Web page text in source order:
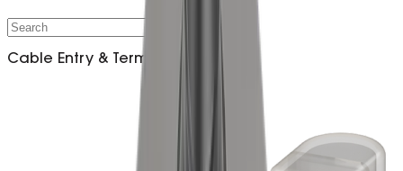
Cable Entry & Termination​​​​‌ ‍ ​‍​‍‌‍ ‌ ​‍‌‍‍‌‌‍‌ ‌‍‍‌‌‍ ‍​‍​‍​ ‍‍​‍​‍‌ ​ ‌‍​‌‌‍ ‍‌‍‍‌‌ ‌​‌ ‍‌​‍ ‍‌‍‍‌‌‍ ​‍​‍​‍ ​​‍​‍‌‍‍​‌ ​‍‌‍‌‌‌‍‌‍​‍​‍​ ‍‍​‍​‍‌‍‍​‌ ‌​‌ ‌​‌ ​​‌ ​ ​ ‍‍​‍ ​‍ ‌ ​‍‌‍ ‌‍​ ‌‍‍ ‌‍​‌‌‍‌ ‌‍‌‌‌‍ ‍‌‍​ ‌ ‍‌​‍ ‌‌ ​ ‌ ‌​‌ ‌‌‌‍‌​‌‍‍‌‌‍ ​‍ ‍‌ ​ ‌‍​‌‌‍ ‍‌‍‍‌‌ ‌​‌ ‍‌​‍ ‍‌ ​ ‌ ‌​‌ ‌‌‌‍‌​‌‍‍‌‌‍ ​‍ ‌‍‍‌‌‍ ‍‌ ‌​‌‍‌‌‌‍ ‍‌ ‌​​‍ ‌‍‌‌‌‍‌​‌‍‍‌‌ ‌​​‍ ‌‍ ‌‌‍ ‌‍‌​‌‍‌‌​ ‌‌ ​​‌ ​‍‌‍‌‌‌ ​ ‌‍‌‌‌‍ ‍‌ ‌​‌‍​‌‌ ‌​‌‍‍‌‌‍ ‌‍ ‍​ ‍ ‌‍‍‌‌‍‌​​ ‌‌‍​ ‌‍​‌‌ ‌​‌‍‌‌‌‍‌ ‌‍ ‌ ​‍‌ ‍‌​‍ ‌‌‍‌‌‌‍​ ‌ ​​​‍ ‌‌‍​ ‌‍​‌‌‍​‍‌‍ ​‌‍‌‌​‍ ‌‌‍‌‌‌‍ ‍‌ ‌​‌ ​‍‌ ‍‌​‍ ‌‌‍​‌‌‍ ‍‌‍‌​​‍ ‌‌ ‌​‌‍‌‌‌ ​‍‌‍ ‌‌‍‍‌‌‍ ‍‌‍​‌‌ ‌​‌‍‍‌‌‍ ‌‍ ‍​ ‍ ‌ ‌​‌ ‍‌‌ ​​‌‍‌‌​ ‌‌‍​ ‌‍​‌‌ ‌​‌‍‌‌‌‍‌ ‌‍ ‌ ​‍‌ ‍‌​ ‍ ‌ ​​‌‍​‌‌ ‌​‌‍‍​​ ‌‌ ‌​‌‍‍‌‌ ‌​‌‍ ​‌‍‌‌​ ‌‍​‍‌‍​‌‌ ​ ‌‍‌‌‌‌‌‌‌ ​‍‌‍ ​​ ‌‌‍‍​‌ ‌​‌ ‌​‌ ​​‌ ​ ​‍‌‌​ ​ ‌​​‌​‍‌‌​ ​‍‌​‌‍​‍‌‌​ ​‍‌​‌‍‌ ​‍‌‍ ‌‍​ ‌‍‍ ‌‍​‌‌‍‌ ‌‍‌‌‌‍ ‍‌‍​ ‌ ‍‌​‍ ‌‌ ​ ‌ ‌​‌ ‌‌‌‍‌​‌‍‍‌‌‍ ​‍ ‍‌ ​ ‌‍​‌‌‍ ‍‌‍‍‌‌ ‌​‌ ‍‌​‍ ‍‌ ​ ‌ ‌​‌ ‌‌‌‍‌​‌‍‍‌‌‍ ​‍‌‍‌‍‍‌‌‍‌​​ ‌‌‍​ ‌‍​‌‌ ‌​‌‍‌‌‌‍‌ ‌‍ ‌ ​‍‌ ‍‌​‍ ‌‌‍‌‌‌‍​ ‌ ​​​‍ ‌‌‍​ ‌‍​‌‌‍​‍‌‍ ​‌‍‌‌​‍ ‌‌‍‌‌‌‍ ‍‌ ‌​‌ ​‍‌ ‍‌​‍ ‌‌‍​‌‌‍ ‍‌‍‌​​‍ ‌‌ ‌​‌‍‌‌‌ ​‍‌‍ ‌‌‍‍‌‌‍ ‍‌‍​‌‌ ‌​‌‍‍‌‌‍ ‌‍ ‍​‍‌‍‌ ‌​‌ ‍‌‌ ​​‌‍‌‌​ ‌‌‍​ ‌‍​‌‌ ‌​‌‍‌‌‌‍‌ ‌‍ ‌ ​‍‌ ‍‌​‍‌‍‌ ​​‌‍​‌‌ ‌​‌‍‍​​ ‌‌ ‌​‌‍‍‌‌ ‌​‌‍ ​‌‍‌‌​‍‌‍‌ ​​‌‍‌‌‌ ​‍‌ ​ ‌ ​​‌‍‌‌‌‍​ ‌ ‌​‌‍‍‌‌ ‌‍‌‍‌‌​ ‌‌ ​​‌ ‌‌‌‍​‍‌‍ ​‌‍‍‌‌ ​ ‌‍‍​‌‍‌‌‌‍‌​​‍​‍‌ ‌